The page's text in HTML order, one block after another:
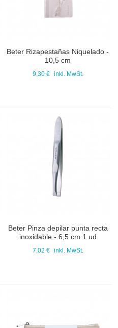
Beter Rizapestañas Niquelado -
10,5 cm
9,30 € inkl. MwSt.
Beter Pinza depilar punta recta
inoxidable - 6,5 cm 1 ud
7,02 € inkl. MwSt.